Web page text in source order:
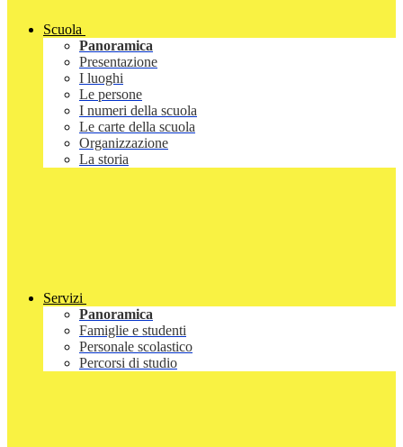
Scuola
Panoramica
Presentazione
I luoghi
Le persone
I numeri della scuola
Le carte della scuola
Organizzazione
La storia
Servizi
Panoramica
Famiglie e studenti
Personale scolastico
Percorsi di studio